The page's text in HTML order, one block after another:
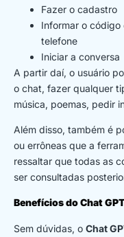
Fazer o cadastro
Informar o código
telefone
Iniciar a conversa
A partir daí, o usuário
o chat, fazer qualquer
música, poemas, pedir
Além disso, também é
ou errôneas que a
ressaltar que todas as
ser consultadas
Benefícios do Chat
Sem dúvidas, o Chat